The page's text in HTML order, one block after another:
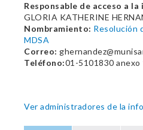
Responsable de acceso a
GLORIA KATHERINE
Nombramiento: Resolución
MDSA
Correo:
Teléfono:01-5101830 anexo
Ver administradores de la